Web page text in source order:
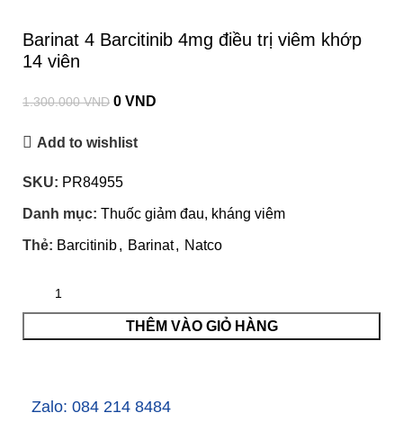
Barinat 4 Barcitinib 4mg điều trị viêm khớp
14 viên
1.300.000VND 0 VND
Add to wishlist
SKU: PR84955
Danh mục: Thuốc giảm đau, kháng viêm
Thẻ: Barcitinib, Barinat, Natco
THÊM VÀO GIỎ HÀNG
Zalo: 084 214 8484